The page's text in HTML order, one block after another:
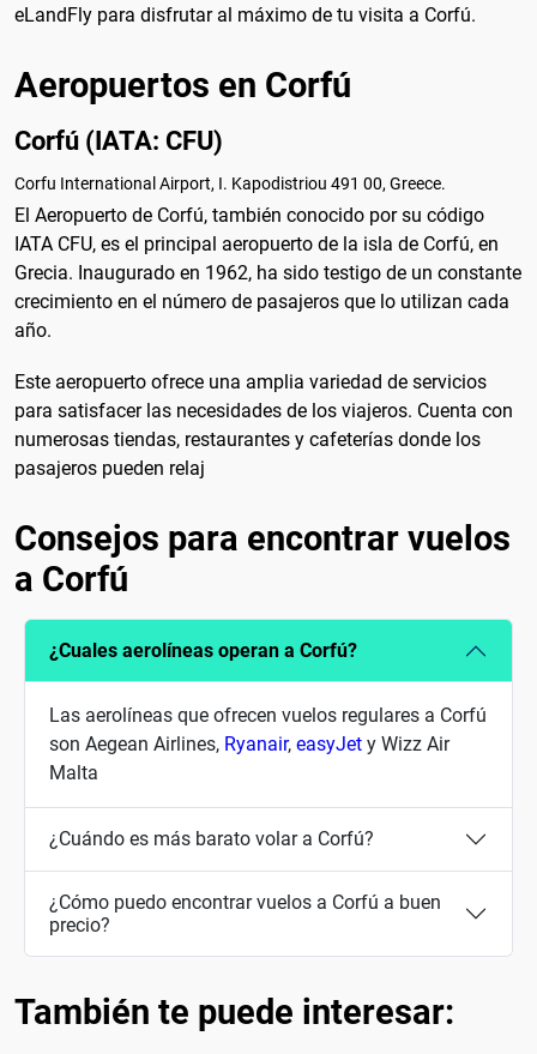
eLandFly para disfrutar al máximo de tu visita a Corfú.
Aeropuertos en Corfú
Corfú (IATA: CFU)
Corfu International Airport, I. Kapodistriou 491 00, Greece.
El Aeropuerto de Corfú, también conocido por su código
IATA CFU, es el principal aeropuerto de la isla de Corfú, en
Grecia. Inaugurado en 1962, ha sido testigo de un constante
crecimiento en el número de pasajeros que lo utilizan cada
año.
Este aeropuerto ofrece una amplia variedad de servicios
para satisfacer las necesidades de los viajeros. Cuenta con
numerosas tiendas, restaurantes y cafeterías donde los
pasajeros pueden relaj
Consejos para encontrar vuelos
a Corfú
¿Cuales aerolíneas operan a Corfú?
Las aerolíneas que ofrecen vuelos regulares a Corfú
son Aegean Airlines, Ryanair, easyJet y Wizz Air
Malta
¿Cuándo es más barato volar a Corfú?
¿Cómo puedo encontrar vuelos a Corfú a buen
precio?
También te puede interesar: